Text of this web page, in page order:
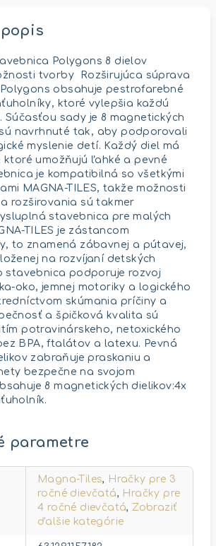
Polygons 8 dielov
tvorby Rozširujúca súprava
Polygons obsahuje pestrofarebné
ktoré vylepšia každú
Súčasťou sady je 8 magnetických
navrhnuté tak, aby podporovali
myslenie detí. Každý diel má
ktoré umožňujú ľahké a pevné
je kompatibilná so všetkými
MAGNA-TILES, takže možnosti
rozširovania sú takmer
stavebnica pre malých
TILES je zástancom
to znamená zábavnej a pútavej,
na rozvíjaní detských
stavebnica podporuje rozvoj
oko, jemnej motoriky a logického
skúmania príčiny a
a špičková kvalita sú
potravinárskeho, netoxického
BPA, ftalátov a latexu. Pevná
zabraňuje praskaniu a
bezpečne na svojom
8 magnetických dielikov:4x
parametre
Magna-Tiles, Hračky pre 3
ročné dievčatá, Hračky pre
4 ročné dievčatá, Zobraziť
ďalšie kategórie